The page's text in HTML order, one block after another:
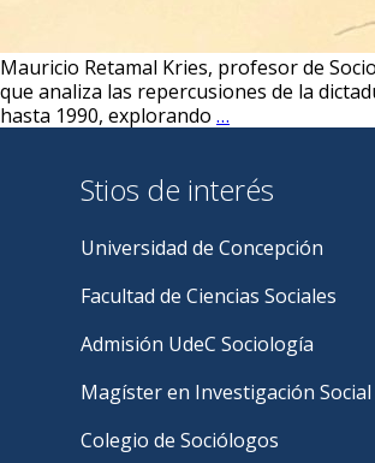
Mauricio Retamal Kries, profesor de
que analiza las repercusiones de la
hasta 1990, explorando …
Kries
en
libro
internacional
sobre
el
Golpe
de
Estado
en
Chile
Stios de interés
Universidad de Concepción
Facultad de Ciencias Sociales
Admisión UdeC Sociología
Magíster en Investigación
Colegio de Sociólogos